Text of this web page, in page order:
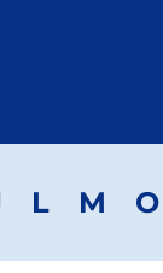
L M O